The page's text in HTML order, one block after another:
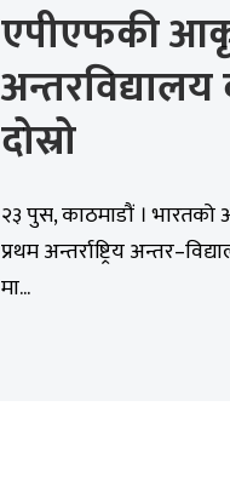
एपीएफकी
अन्तरविद्यालय
दोस्रो
२३ पुस, काठमाडौं ।
प्रथम अन्तर्राष्ट्रिय
मा...